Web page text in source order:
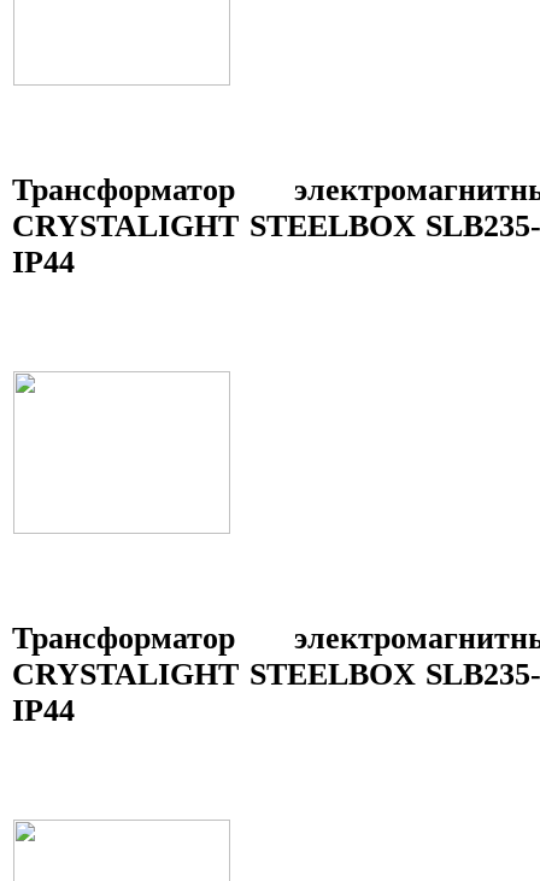
Трансформатор
CRYSTALIGHT STEELBOX
IP44
Трансформатор
CRYSTALIGHT STEELBOX
IP44